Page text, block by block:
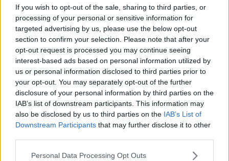
If you wish to opt-out of the sale, sharing to third parties, or
processing of your personal or sensitive information for
targeted advertising by us, please use the below opt-out
section to confirm your selection. Please note that after your
opt-out request is processed you may continue seeing
interest-based ads based on personal information utilized by
us or personal information disclosed to third parties prior to
your opt-out. You may separately opt-out of the further
disclosure of your personal information by third parties on the
IAB’s list of downstream participants. This information may
also be disclosed by us to third parties on the IAB’s List of
Downstream Participants that may further disclose it to other
Personal Data Processing Opt Outs
Guerra Ucraina, la pseudo neutralità di Bennet
La guerra in Ucraina vista dal Medio Oriente
​Il caos libico è un pozzo senza fine
Erdoğan e l'informazione
Crisi Corona, crisi Johnson, problemi post Brexit
Capitol Hill un anno dopo
Desmond Tutu "la voce dei senza voce"
Natale da incubo per Boris Johnson
La questione Ucraina
Cipro, un ponte dove si mischiano le culture
Una vigilia di Natale per un nuovo Rais
La questione israelo-palestinese ignorata dal G20
Erdogan continua a sfidare l'Occidente
Libano, collasso economico e guerra civile
L'AUKUS e il Quad